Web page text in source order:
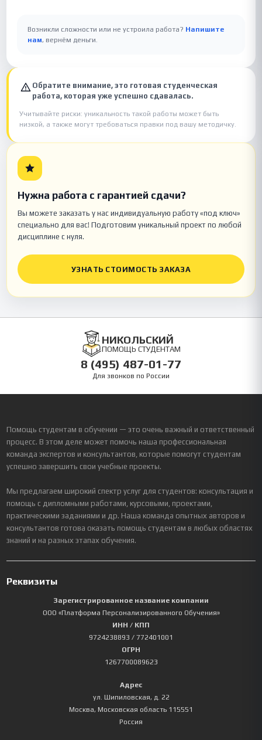
Возникли сложности или не устроила работа? Напишите
нам, вернём деньги.
Обратите внимание, это готовая студенческая
работа, которая уже успешно сдавалась.
Учитывайте риски: уникальность такой работы может быть
низкой, а также могут требоваться правки под вашу методичку.
Нужна работа с гарантией сдачи?
Вы можете заказать у нас индивидуальную работу «под ключ»
специально для вас! Подготовим уникальный проект по любой
дисциплине с нуля.
УЗНАТЬ СТОИМОСТЬ ЗАКАЗА
НИКОЛЬСКИЙ
ПОМОЩЬ СТУДЕНТАМ
8 (495) 487-01-77
Для звонков по России
Помощь студентам в обучении — это очень важный и ответственный
процесс. В этом деле может помочь наша профессиональная
команда экспертов и консультантов, которые помогут студентам
успешно завершить свои учебные проекты.
Мы предлагаем широкий спектр услуг для студентов: консультация и
помощь с дипломными работами, курсовыми, проектами,
практическими заданиями и др. Наша команда опытных авторов и
консультантов готова оказать помощь студентам в любых областях
знаний и на разных этапах обучения.
Реквизиты
Зарегистрированное название компании
ООО «Платформа Персонализированного Обучения»
ИНН / КПП
9724238893 / 772401001
ОГРН
1267700089623
Адрес
ул. Шипиловская, д. 22
Москва, Московская область 115551
Россия